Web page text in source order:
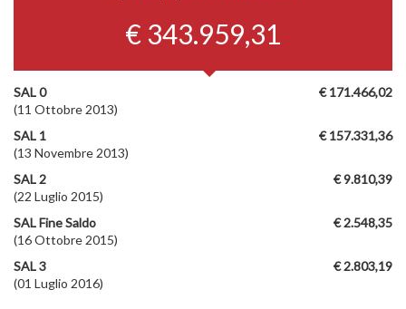
€ 343.959,31
€ 171.466,02
SAL 0
(11 Ottobre 2013)
€ 157.331,36
SAL 1
(13 Novembre 2013)
€ 9.810,39
SAL 2
(22 Luglio 2015)
€ 2.548,35
SAL Fine Saldo
(16 Ottobre 2015)
€ 2.803,19
SAL 3
(01 Luglio 2016)